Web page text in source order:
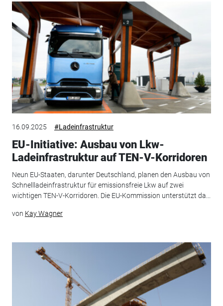
16.09.2025 #Ladeinfrastruktur
EU-Initiative: Ausbau von Lkw-
Ladeinfrastruktur auf TEN-V-Korridoren
Neun EU-Staaten, darunter Deutschland, planen den Ausbau von
Schnellladeinfrastruktur für emissionsfreie Lkw auf zwei
wichtigen TEN-V-Korridoren. Die EU-Kommission unterstützt da...
von Kay Wagner